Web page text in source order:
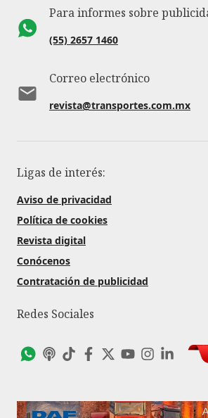
Para informes sobre
(55) 2657 1460
Correo electrónico
revista@transportes.com.mx
Ligas de interés:
Aviso de privacidad
Política de cookies
Revista digital
Conócenos
Contratación de publicidad
Redes Sociales